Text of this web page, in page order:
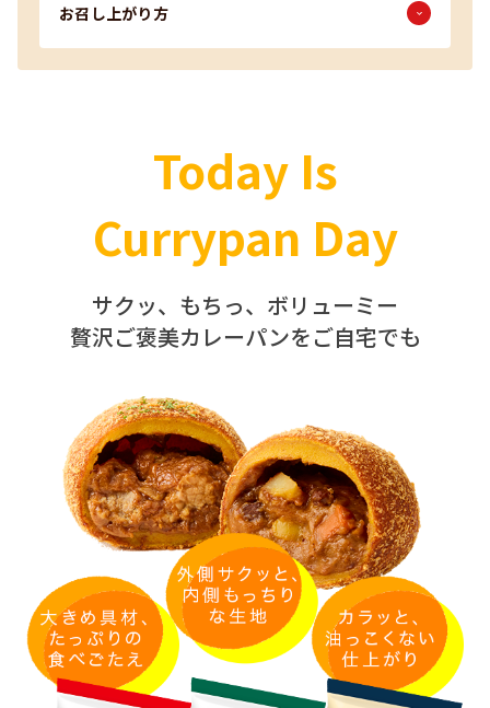
お召し上がり方
Today Is
Currypan Day
サクッ、もちっ、ボリューミー
贅沢ご褒美カレーパンをご自宅でも